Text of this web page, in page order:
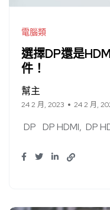
電腦類
選擇DP還是
件！
幫主
24 2 月, 2023 24 2 月,
DP DP HDMI DP